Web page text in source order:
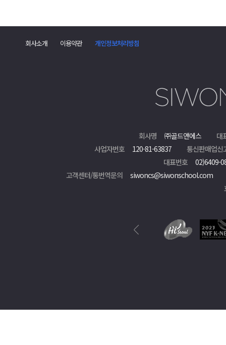
글
폼
회사소개 이용약관 개인정보처리방침
회사명 ㈜골드앤에스
대
사업자번호
120-81-63837
통신판매업신
대표번호
02)6409-
고객센터/통번역문의
siwoncs@siwonschool.com